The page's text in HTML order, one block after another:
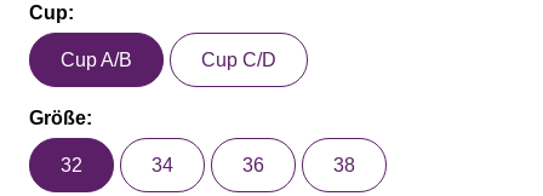
Cup:
Cup A/B Cup C/D
Größe:
32 34 36 38